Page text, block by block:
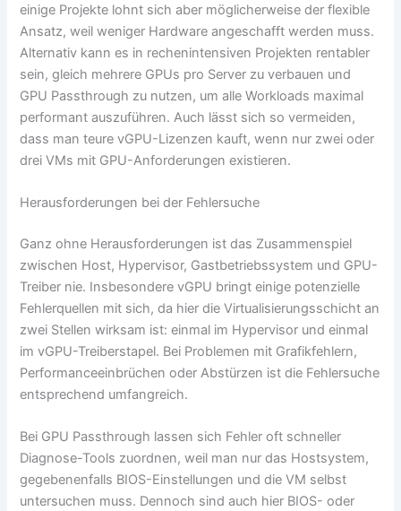
einige Projekte lohnt sich aber möglicherweise der flexible
Ansatz, weil weniger Hardware angeschafft werden muss.
Alternativ kann es in rechenintensiven Projekten rentabler
sein, gleich mehrere GPUs pro Server zu verbauen und
GPU Passthrough zu nutzen, um alle Workloads maximal
performant auszuführen. Auch lässt sich so vermeiden,
dass man teure vGPU-Lizenzen kauft, wenn nur zwei oder
drei VMs mit GPU-Anforderungen existieren.
Herausforderungen bei der Fehlersuche
Ganz ohne Herausforderungen ist das Zusammenspiel
zwischen Host, Hypervisor, Gastbetriebssystem und GPU-
Treiber nie. Insbesondere vGPU bringt einige potenzielle
Fehlerquellen mit sich, da hier die Virtualisierungsschicht an
zwei Stellen wirksam ist: einmal im Hypervisor und einmal
im vGPU-Treiberstapel. Bei Problemen mit Grafikfehlern,
Performanceeinbrüchen oder Abstürzen ist die Fehlersuche
entsprechend umfangreich.
Bei GPU Passthrough lassen sich Fehler oft schneller
Diagnose-Tools zuordnen, weil man nur das Hostsystem,
gegebenenfalls BIOS-Einstellungen und die VM selbst
untersuchen muss. Dennoch sind auch hier BIOS- oder